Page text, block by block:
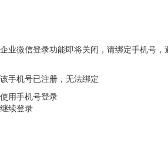
企业微信登录功能即将关闭，请绑定手机号，
该手机号已注册，无法绑定
使用手机号登录
继续登录